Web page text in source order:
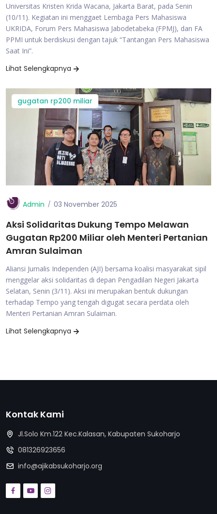
Universitas Kristen Krida Wacana, Jakarta Barat, pada Senin
(10/11). Kegiatan ini menggaet Lembaga Pers Mahasiswa
UKRIDA, Forum Pers Mahasiswa Jabodetabeka (FPMJ), dan FA
PPMI untuk berdiskusi dengan tajuk “Tantangan Pers Mahasiswa
Saat Ini”.
Lihat Selengkapnya
gugatan rp200 miliar
Admin 03 November 2025
Aksi Solidaritas Dukung Tempo Melawan
Gugatan Rp200 Miliar oleh Menteri Pertanian
Amran Sulaiman
Aliansi Jurnalis Independen (AJI) bersama koalisi masyarakat sipil
menggelar aksi solidaritas di depan Pengadilan Negeri Jakarta
Selatan, Senin (3/11). Aksi ini merupakan bentuk dukungan
terhadap Tempo yang tengah digugat secara perdata oleh
Menteri Pertanian Amran Sulaiman.
Lihat Selengkapnya
Kontak Kami
Jl.Solo Km.122 Kec.Kalasan, Kabupaten Sukoharjo
081326923656
info@ajikabsukoharjo.org